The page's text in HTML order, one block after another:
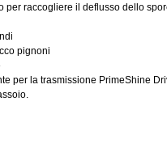
per raccogliere il deflusso dello
pignoni
per la trasmissione PrimeShine